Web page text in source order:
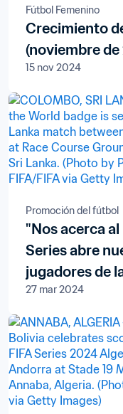
Fútbol Femenino
Crecimiento
(noviembre
15 nov 2024
Promoción del fútbol
"Nos acerca
Series abre
jugadores de
27 mar 2024